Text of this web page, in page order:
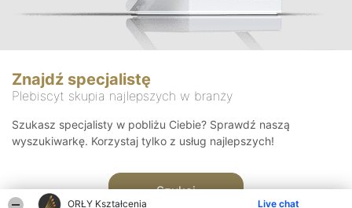
ORŁY Kształcenia Live chat
Znajdź specjalistę
Plebiscyt skupia najlepszych w branży
Szukasz specjalisty w pobliżu Ciebie? Sprawdź naszą
wyszukiwarkę. Korzystaj tylko z usług najlepszych!
Szukaj